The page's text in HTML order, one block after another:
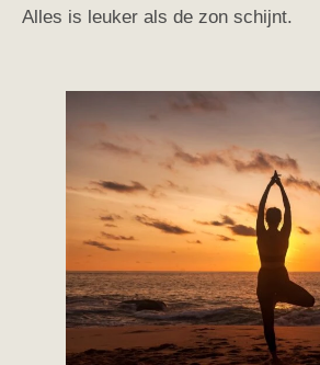
Alles is leuker als de zon schijnt.